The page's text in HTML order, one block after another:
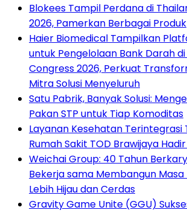
Blokees Tampil Perdana di
2026, Pamerkan Berbagai Produk
Haier Biomedical Tampilkan
untuk Pengelolaan Bank Darah di
Congress 2026, Perkuat
Mitra Solusi Menyeluruh
Satu Pabrik, Banyak Solusi:
Pakan STP untuk Tiap Komoditas
Layanan Kesehatan Terintegrasi
Rumah Sakit TOD Brawijaya
Weichai Group: 40 Tahun
Bekerja sama Membangun
Lebih Hijau dan Cerdas
Gravity Game Unite (GGU)